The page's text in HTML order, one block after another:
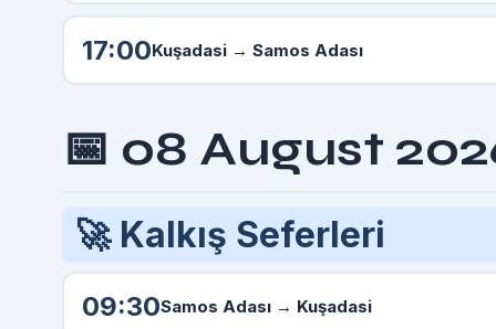
17:00Kuşadasi → Samos Adası
📅 08 August
🚀 Kalkış Seferleri
09:30Samos Adası→ Kuşadasi